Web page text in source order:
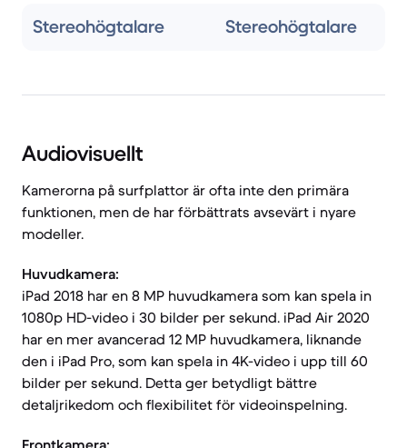
Stereo­högtalare Stereo­högtalare
Audiovisuellt
Kamerorna på surfplattor är ofta inte den primära
funktionen, men de har förbättrats avsevärt i nyare
modeller.
Huvudkamera:
iPad 2018 har en 8 MP huvudkamera som kan spela in
1080p HD-video i 30 bilder per sekund. iPad Air 2020
har en mer avancerad 12 MP huvudkamera, liknande
den i iPad Pro, som kan spela in 4K-video i upp till 60
bilder per sekund. Detta ger betydligt bättre
detaljrikedom och flexibilitet för videoinspelning.
Frontkamera: